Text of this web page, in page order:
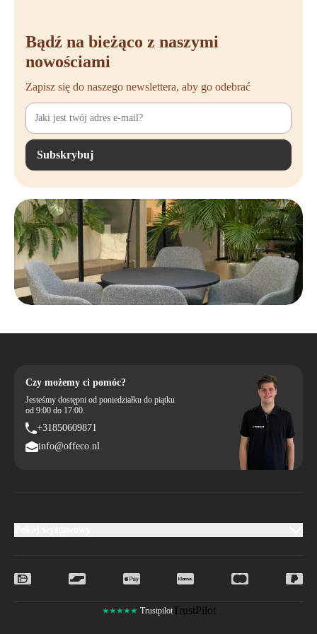
detale można idealnie dopasować do Twojego ciała. Regulowane
podłokietniki, oparcie i siedzisko ułatwiają utrzymanie zdrowej,
aktywnej postawy, niezależnie od wzrostu i preferencji.
Zakup fotela biurowegoHaworth
Jesteś gotowy, by unowocześnić swoje miejsce pracy fotelami
Haworth
znajdziesz szeroką ofertę ergonomicznych foteli
Haworth
tego, czy wybierasz klasyczny model, czy chcesz wypróbować jeden z
najnowszych projektów, nasz zespół jest gotów, aby Ci doradzić.
Dzięki naszej bliskiej współpracy z renomowanymi markami, takimi
jakHaworth, możemy zaoferować Ci doskonały stosunek jakości do
ceny, nie rezygnując z komfortu i trwałości. Zamów swój fotel biurowy
Haworthjuż dziś i przekonaj się, dlaczego tak wiele firm i
pracowników zdalnych wybiera jakość i serwis
Offeco.
Bądź na bieżąco z naszymi
nowościami
Zapisz się do naszego newslettera, aby go odebrać
Subskrybuj
Czy możemy ci pomóc?
Jesteśmy dostępni od poniedziałku do piątku
od 9:00 do 17:00.
+31850609871
info@offeco.nl
★★★★★ TrustpilotTrustPilot